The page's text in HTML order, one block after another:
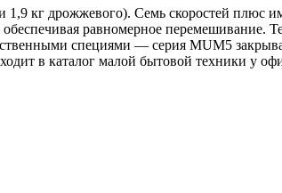
1,9 кг дрожжевого). Семь скоростей плюс
равномерное перемешивание.
специями — серия MUM5
в каталог малой бытовой техники у